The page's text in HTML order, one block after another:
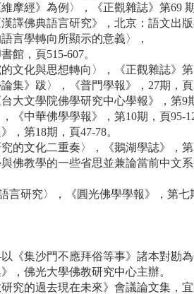
經》為例〉，《正觀雜誌》第69 期
譯佛典語言研究》，北京：語文出版
言學轉向所顯示的意義〉，
館，頁515-607。
化與思想轉向〉，《正觀雜誌》第
集》跋〉，《普門學報》，27期，頁
大文學院佛學研究中心學報》，第9
《中華佛學學報》，第10期，頁95-
，第18期，頁47-78。
的文化二重奏〉，《鵝湖學誌》，第
佛教學的一些省思並兼論當前中文系
研究〉，《圓光佛學學報》，第七
集沙門不應拜俗等事》諸本對勘為
，佛光大學佛教研究中心主辦。
究的過去現在未來》會議論文集，